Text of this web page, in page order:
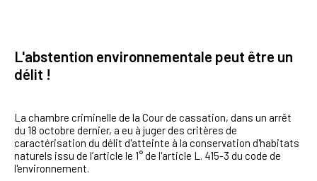
L'abstention environnementale peut être un
délit !
La chambre criminelle de la Cour de cassation, dans un arrêt
du 18 octobre dernier, a eu à juger des critères de
caractérisation du délit d'atteinte à la conservation d'habitats
naturels issu de l’article le 1° de l'article L. 415-3 du code de
l'environnement.